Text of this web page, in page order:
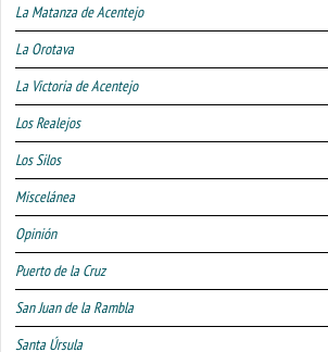
La Matanza de Acentejo
La Orotava
La Victoria de Acentejo
Los Realejos
Los Silos
Miscelánea
Opinión
Puerto de la Cruz
San Juan de la Rambla
Santa Úrsula